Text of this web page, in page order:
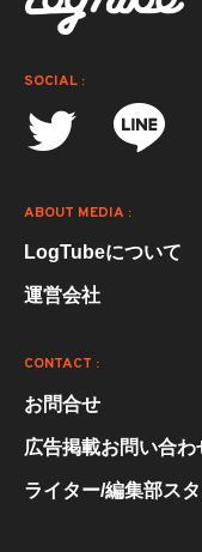
SOCIAL :
ABOUT MEDIA :
LogTubeについて
運営会社
CONTACT :
お問合せ
広告掲載お問い合わ
ライター/編集部ス